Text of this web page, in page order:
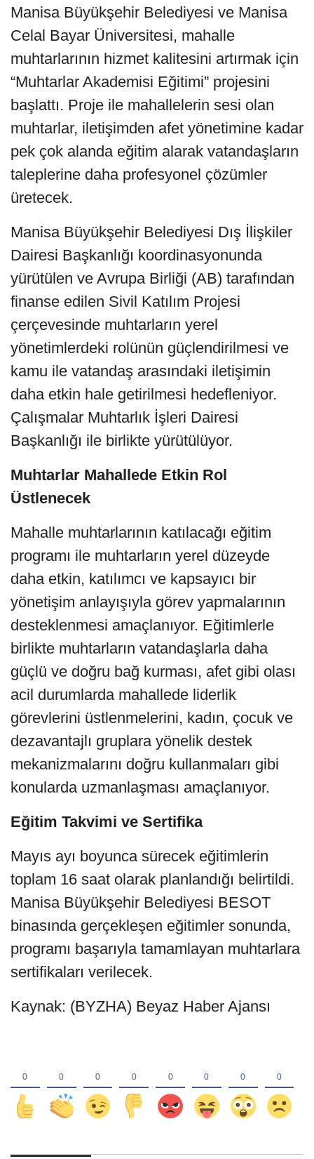
Manisa Büyükşehir Belediyesi ve Manisa
Celal Bayar Üniversitesi, mahalle
muhtarlarının hizmet kalitesini artırmak için
“Muhtarlar Akademisi Eğitimi” projesini
başlattı. Proje ile mahallelerin sesi olan
muhtarlar, iletişimden afet yönetimine kadar
pek çok alanda eğitim alarak vatandaşların
taleplerine daha profesyonel çözümler
üretecek.
Manisa Büyükşehir Belediyesi Dış İlişkiler
Dairesi Başkanlığı koordinasyonunda
yürütülen ve Avrupa Birliği (AB) tarafından
finanse edilen Sivil Katılım Projesi
çerçevesinde muhtarların yerel
yönetimlerdeki rolünün güçlendirilmesi ve
kamu ile vatandaş arasındaki iletişimin
daha etkin hale getirilmesi hedefleniyor.
Çalışmalar Muhtarlık İşleri Dairesi
Başkanlığı ile birlikte yürütülüyor.
Muhtarlar Mahallede Etkin Rol
Üstlenecek
Mahalle muhtarlarının katılacağı eğitim
programı ile muhtarların yerel düzeyde
daha etkin, katılımcı ve kapsayıcı bir
yönetişim anlayışıyla görev yapmalarının
desteklenmesi amaçlanıyor. Eğitimlerle
birlikte muhtarların vatandaşlarla daha
güçlü ve doğru bağ kurması, afet gibi olası
acil durumlarda mahallede liderlik
görevlerini üstlenmelerini, kadın, çocuk ve
dezavantajlı gruplara yönelik destek
mekanizmalarını doğru kullanmaları gibi
konularda uzmanlaşması amaçlanıyor.
Eğitim Takvimi ve Sertifika
Mayıs ayı boyunca sürecek eğitimlerin
toplam 16 saat olarak planlandığı belirtildi.
Manisa Büyükşehir Belediyesi BESOT
binasında gerçekleşen eğitimler sonunda,
programı başarıyla tamamlayan muhtarlara
sertifikaları verilecek.
Kaynak: (BYZHA) Beyaz Haber Ajansı